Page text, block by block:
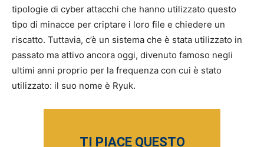
tipologie di cyber attacchi che hanno utilizzato questo
tipo di minacce per criptare i loro file e chiedere un
riscatto. Tuttavia, c’è un sistema che è stata utilizzato in
passato ma attivo ancora oggi, divenuto famoso negli
ultimi anni proprio per la frequenza con cui è stato
utilizzato: il suo nome è Ryuk.
TI PIACE QUESTO